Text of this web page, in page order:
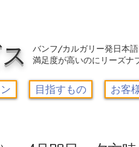
バンフ/カルガリー発日本
満足度が高いのにリーズナ
目指すもの お客